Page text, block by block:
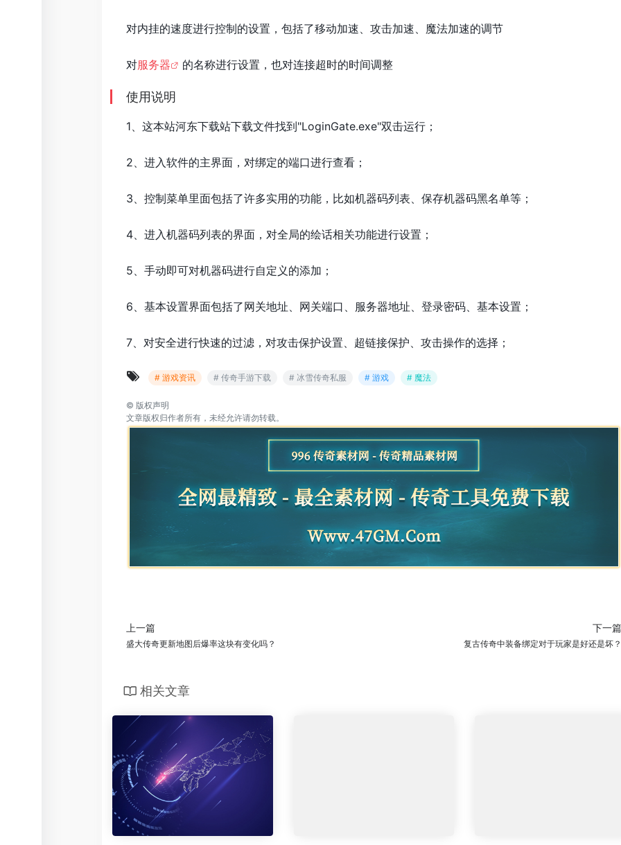
对内挂的速度进行控制的设置，包括了移动加速、攻击加速、魔法加速的调节
对服务器 的名称进行设置，也对连接超时的时间调整
使用说明
1、这本站河东下载站下载文件找到"LoginGate.exe"双击运行；
2、进入软件的主界面，对绑定的端口进行查看；
3、控制菜单里面包括了许多实用的功能，比如机器码列表、保存机器码黑名单等；
4、进入机器码列表的界面，对全局的绘话相关功能进行设置；
5、手动即可对机器码进行自定义的添加；
6、基本设置界面包括了网关地址、网关端口、服务器地址、登录密码、基本设置；
7、对安全进行快速的过滤，对攻击保护设置、超链接保护、攻击操作的选择；
# 游戏资讯 # 传奇手游下载 # 冰雪传奇私服 # 游戏 # 魔法
© 版权声明
文章版权归作者所有，未经允许请勿转载。
上一篇
盛大传奇更新地图后爆率这块有变化吗？
下一篇
复古传奇中装备绑定对于玩家是好还是坏？
相关文章